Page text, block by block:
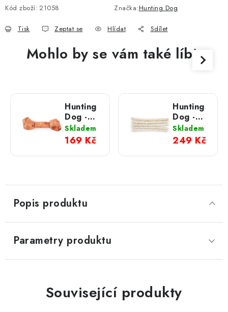
Kód zboží: 21058 Značka:Hunting Dog
Tisk Zeptat se Hlídat Sdílet
Mohlo by se vám také líbit
Hunting
Dog -
Rawhide
Uzel z
hovězí
kůže;
Skladem
169 Kč
Hunting
Dog -
Rawhide
Tyčky z
hovězí
kůže;
Skladem
249 Kč
Popis produktu
Parametry produktu
Související produkty